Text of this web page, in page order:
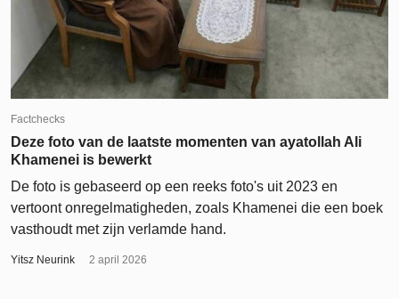
Factchecks
Deze foto van de laatste momenten van ayatollah Ali
Khamenei is bewerkt
De foto is gebaseerd op een reeks foto's uit 2023 en
vertoont onregelmatigheden, zoals Khamenei die een boek
vasthoudt met zijn verlamde hand.
Yitsz Neurink 2 april 2026